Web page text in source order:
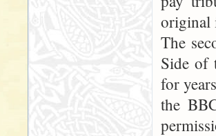
original
The
Side of
for
the